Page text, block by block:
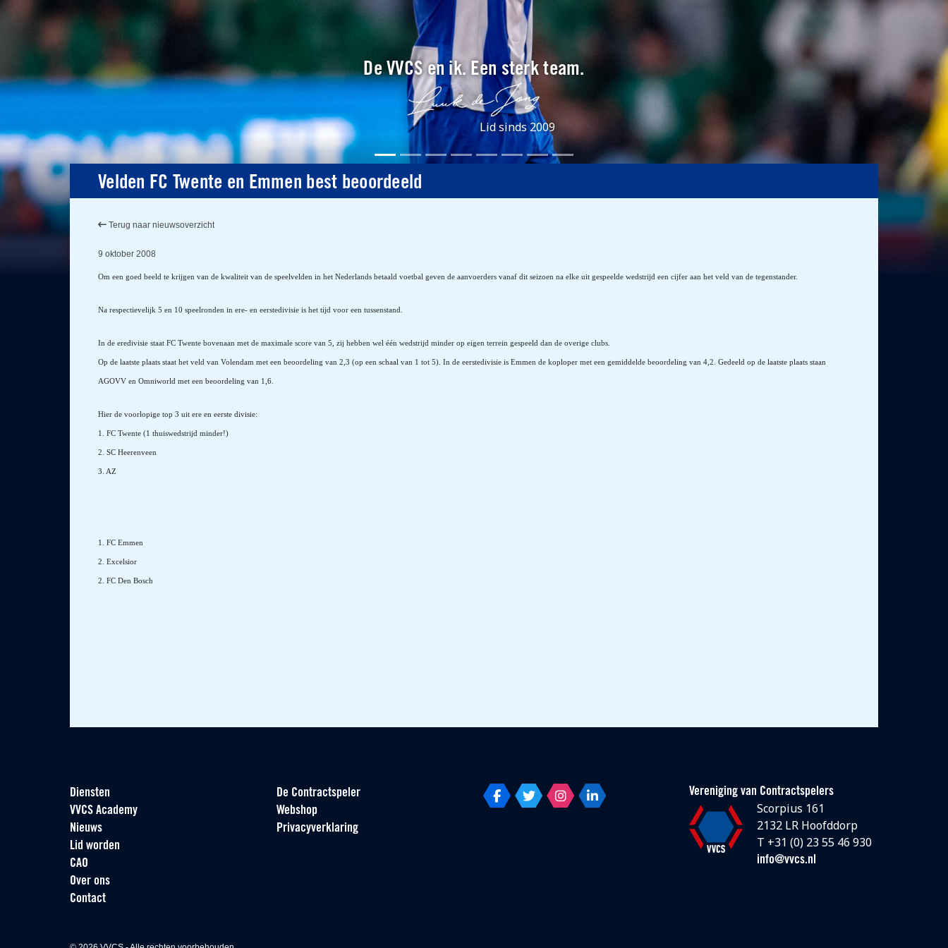
De VVCS en ik. Een sterk team.
Lid sinds 2009
Velden FC Twente en Emmen best beoordeeld
Terug naar nieuwsoverzicht
9 oktober 2008
Om een goed beeld te krijgen van de kwaliteit van de speelvelden in het Nederlands betaald voetbal geven de aanvoerders vanaf dit seizoen na elke uit gespeelde wedstrijd een cijfer aan het veld van de tegenstander.
Na respectievelijk 5 en 10 speelronden in ere- en eerstedivisie is het tijd voor een tussenstand.
In de eredivisie staat FC Twente bovenaan met de maximale score van 5, zij hebben wel één wedstrijd minder op eigen terrein gespeeld dan de overige clubs.
Op de laatste plaats staat het veld van Volendam met een beoordeling van 2,3 (op een schaal van 1 tot 5). In de eerstedivisie is Emmen de koploper met een gemiddelde beoordeling van 4,2. Gedeeld op de laatste plaats staan
AGOVV en Omniworld met een beoordeling van 1,6.
Hier de voorlopige top 3 uit ere en eerste divisie:
1. FC Twente (1 thuiswedstrijd minder!)
2. SC Heerenveen
3. AZ
1. FC Emmen
2. Excelsior
2. FC Den Bosch
Diensten
VVCS Academy
Nieuws
Lid worden
CAO
Over ons
Contact
De Contractspeler
Webshop
Privacyverklaring
Vereniging van Contractspelers
Scorpius 161
2132 LR Hoofddorp
T +31 (0) 23 55 46 930
info@vvcs.nl